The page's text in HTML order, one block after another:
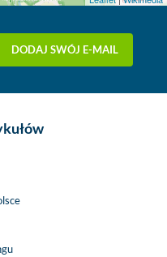
DODAJ SWÓJ E-MAIL